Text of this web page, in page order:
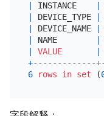
INSTANCE
DEVICE_TYPE
DEVICE_NAME
NAME
VALUE
+-------------
6
rows in set (